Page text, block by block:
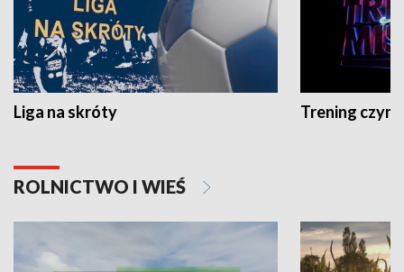
Liga na skróty Trening czyni
ROLNICTWO I WIEŚ